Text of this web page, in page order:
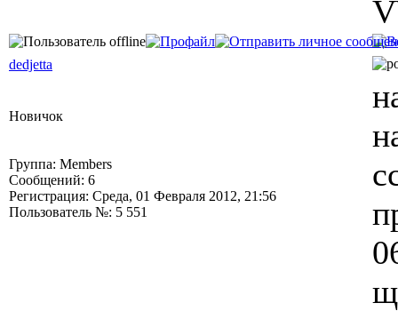
dedjetta
Новичок
Группа: Members
Сообщений: 6
Регистрация: Среда, 01 Февраля 2012, 21:56
Пользователь №: 5 551